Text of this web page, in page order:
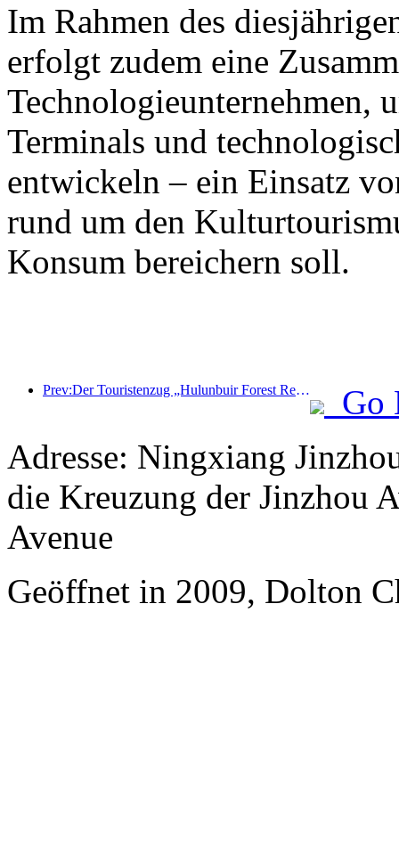
Im Rahmen des
erfolgt zudem eine
Technologieunternehmen,
Terminals und
entwickeln – ein Einsatz
rund um den
Konsum bereichern soll.
Prev:Der Touristenzug „Hulunbuir Forest Rendezvous - Daxinganling Express - Starlight Train - Tianyi Journey“ tritt seine Jungfernfahrt an.
Go
Adresse: Ningxiang
die Kreuzung der Jinzhou
Avenue
Geöffnet in 2009, Dolton